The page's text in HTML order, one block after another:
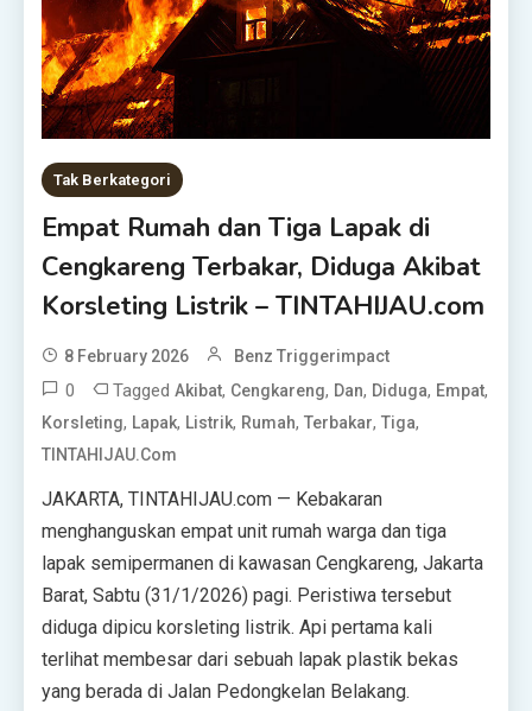
Tak Berkategori
Empat Rumah dan Tiga Lapak di
Cengkareng Terbakar, Diduga Akibat
Korsleting Listrik – TINTAHIJAU.com
8 February 2026 Benz Triggerimpact
0 TaggedAkibat, Cengkareng, Dan, Diduga, Empat,
Korsleting, Lapak, Listrik, Rumah,Terbakar,Tiga,
TINTAHIJAU.com
JAKARTA, TINTAHIJAU.com — Kebakaran
menghanguskan empat unit rumah warga dan tiga
lapak semipermanen di kawasan Cengkareng, Jakarta
Barat, Sabtu (31/1/2026) pagi. Peristiwa tersebut
diduga dipicu korsleting listrik. Api pertama kali
terlihat membesar dari sebuah lapak plastik bekas
yang berada di Jalan Pedongkelan Belakang.